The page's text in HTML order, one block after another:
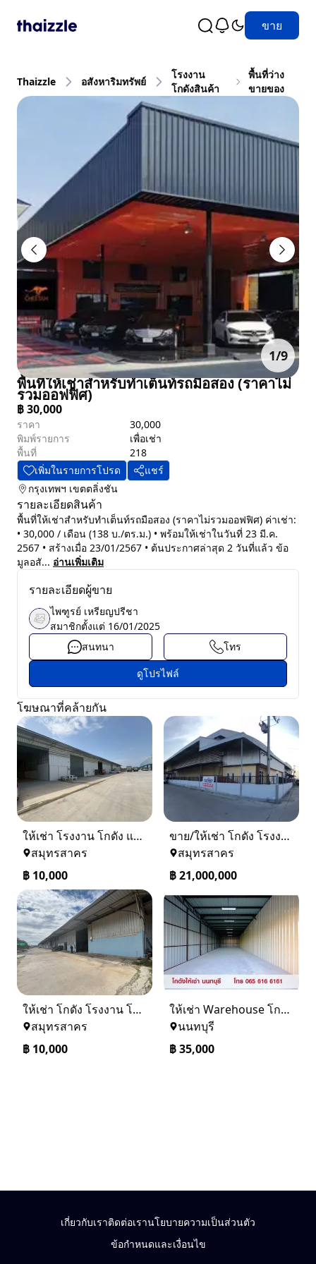
ขาย
Thaizzle อสังหาริมทรัพย์
โรงงาน
โกดังสินค้า
พื้นที่ว่าง
ขายของ
1/9
พื้นที่ให้เช่าสำหรับทำเต็นท์รถมือสอง (ราคาไม่
รวมออฟฟิศ)
฿30,000
ราคา
30,000
พิมพ์รายการ
เพื่อเช่า
พื้นที่
218
เพิ่มในรายการโปรด
แชร์
กรุงเทพฯ เขตตลิ่งชัน
รายละเอียดสินค้า
พื้นที่ให้เช่าสำหรับทำเต็นท์รถมือสอง (ราคาไม่รวมออฟฟิศ) ค่าเช่า:
• 30,000 / เดือน (138 บ./ตร.ม.) • พร้อมให้เช่าในวันที่ 23 มี.ค.
2567 • สร้างเมื่อ 23/01/2567 • ต้นประกาศล่าสุด 2 วันที่แล้ว ข้อ
มูลอสั... อ่านเพิ่มเติม
รายละเอียดผู้ขาย
ไพฑูรย์ เหรียญปรีชา
สมาชิกตั้งแต่ 16/01/2025
สนทนา
โทร
ดูโปรไฟล์
โฆษณาที่คล้ายกัน
ให้เช่า โรงงาน โกดัง แถวแคราย คลองมะเดื่อ นาดี บางน้ำจืด สมุทรสาคร
สมุทรสาคร
฿ 10,000
ขาย/ให้เช่า โกดัง โรงงาน ขนาด 150 ตรว. / 1ไร่ พร้อมออฟฟิศ 2 ชั้น
สมุทรสาคร
฿21,000,000
ให้เช่า โกดัง โรงงาน โครงการดีเจริญ แยกบางน้ำจืด
สมุทรสาคร
฿ 10,000
ให้เช่า Warehouse โกดัง คลังสินค้า ขนาด 108 ตร.ม. สนามบินน้ำ นนทบุรี
นนทบุรี
฿35,000
เกี่ยวกับเราติดต่อเรานโยบายความเป็นส่วนตัว
ข้อกำหนดและเงื่อนไข